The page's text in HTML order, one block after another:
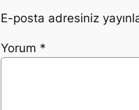
E-posta adresiniz
Yorum *